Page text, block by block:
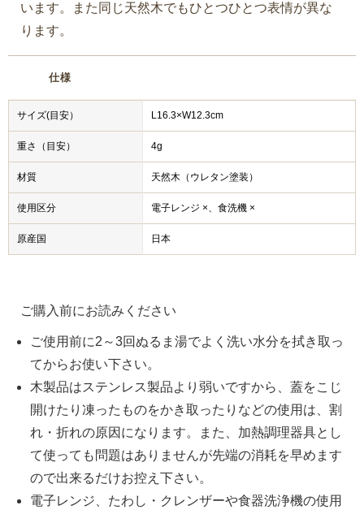
います。また同じ天然木でもひとつひとつ表情が異な
ります。
仕様
サイズ(目安） L16.3×W12.3cm
重さ（目安） 4g
材質 天然木（ウレタン塗装）
使用区分 電子レンジ ×、食洗機 ×
原産国 日本
ご購入前にお読みください
ご使用前に2～3回ぬるま湯でよく洗い水分を拭き取っ
てからお使い下さい。
木製品はステンレス製品より弱いですから、蓋をこじ
開けたり凍ったものをかき取ったりなどの使用は、割
れ・折れの原因になります。また、加熱調理器具とし
て使っても問題はありませんが先端の消耗を早めます
ので出来るだけお控え下さい。
電子レンジ、たわし・クレンザーや食器洗浄機の使用